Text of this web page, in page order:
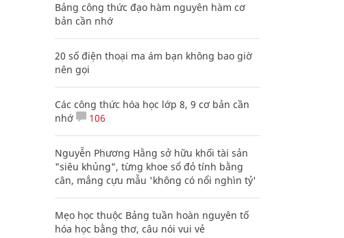
Bảng công thức đạo hàm nguyên hàm cơ
bản cần nhớ
20 số điện thoại ma ám bạn không bao giờ
nên gọi
Các công thức hóa học lớp 8, 9 cơ bản cần
nhớ
106
Nguyễn Phương Hằng sở hữu khối tài sản
"siêu khủng", từng khoe sổ đỏ tính bằng
cân, mắng cựu mẫu 'không có nổi nghìn tỷ'
Mẹo học thuộc Bảng tuần hoàn nguyên tố
hóa học bằng thơ, câu nói vui vẻ